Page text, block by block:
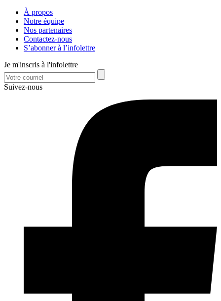
À propos
Notre équipe
Nos partenaires
Contactez-nous
S’abonner à l’infolettre
Je m'inscris à l'infolettre
Suivez-nous